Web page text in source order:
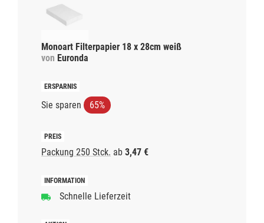
Monoart Filterpapier 18 x 28cm weiß
von Euronda
Sie sparen 65%
Packung 250 Stck. ab 3,47 €
Schnelle Lieferzeit